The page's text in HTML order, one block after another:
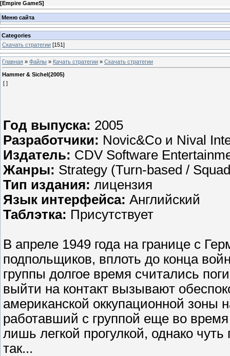
[Empire GameS]
Меню сайта
Categories
Скачать стратегии [151]
Главная » Файлы » Качать стратегии » Скачать стратегии
Hammer & Sichel(2005)
[ ]
Год выпуска: 2005
Разработчики: Novic&Co и Nival
Издатель: CDV Software
Жанры: Strategy (Turn-based /
Тип издания: лицензия
Язык интерфейса: Английский
Таблэтка: Присутствует
В апреле 1949 года на границе с
подпольщиков, вплоть до конца
группы долгое время считались
выйти на контакт вызывают
американской оккупационной зоны
работавший с группой еще во
лишь легкой прогулкой, однако
так...